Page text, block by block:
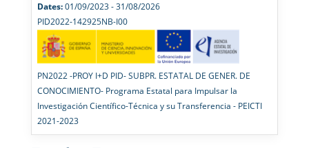
Dates:01/09/2023 - 31/08/2026
PID2022-142925NB-I00
PN2022 -PROY I+D PID- SUBPR. ESTATAL DE GENER. DE
CONOCIMIENTO- Programa Estatal para Impulsar la
Investigación Científico-Técnica y su Transferencia - PEICTI
2021-2023